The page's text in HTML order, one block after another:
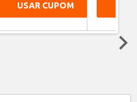
USAR CUPOM